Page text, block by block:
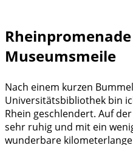
Museumsmeile
Nach einem kurzen
Universitätsbibliothek bin
Rhein geschlendert. Auf der
sehr ruhig und mit ein
wunderbare